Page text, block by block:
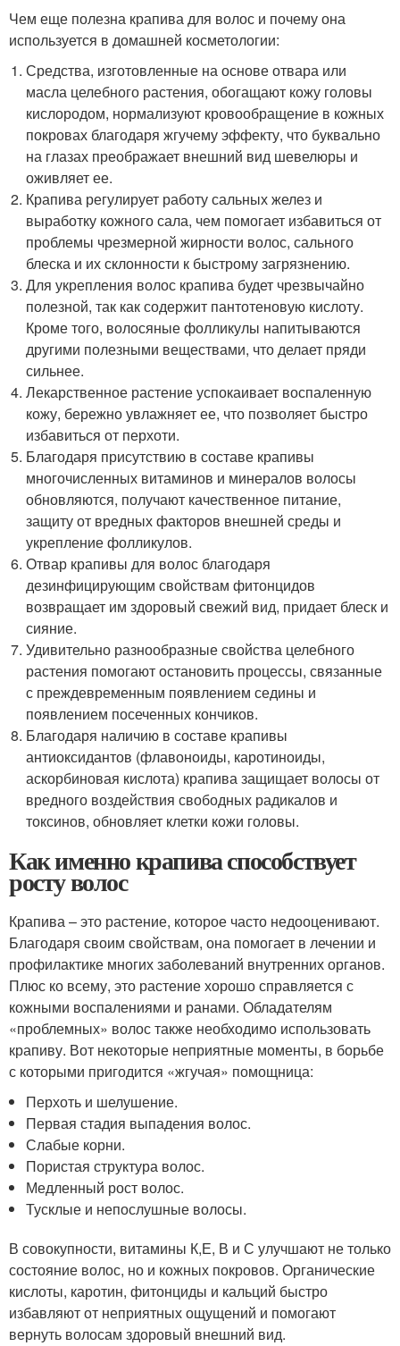
Чем еще полезна крапива для волос и почему она
используется в домашней косметологии:
Средства, изготовленные на основе отвара или
масла целебного растения, обогащают кожу головы
кислородом, нормализуют кровообращение в кожных
покровах благодаря жгучему эффекту, что буквально
на глазах преображает внешний вид шевелюры и
оживляет ее.
Крапива регулирует работу сальных желез и
выработку кожного сала, чем помогает избавиться от
проблемы чрезмерной жирности волос, сального
блеска и их склонности к быстрому загрязнению.
Для укрепления волос крапива будет чрезвычайно
полезной, так как содержит пантотеновую кислоту.
Кроме того, волосяные фолликулы напитываются
другими полезными веществами, что делает пряди
сильнее.
Лекарственное растение успокаивает воспаленную
кожу, бережно увлажняет ее, что позволяет быстро
избавиться от перхоти.
Благодаря присутствию в составе крапивы
многочисленных витаминов и минералов волосы
обновляются, получают качественное питание,
защиту от вредных факторов внешней среды и
укрепление фолликулов.
Отвар крапивы для волос благодаря
дезинфицирующим свойствам фитонцидов
возвращает им здоровый свежий вид, придает блеск и
сияние.
Удивительно разнообразные свойства целебного
растения помогают остановить процессы, связанные
с преждевременным появлением седины и
появлением посеченных кончиков.
Благодаря наличию в составе крапивы
антиоксидантов (флавоноиды, каротиноиды,
аскорбиновая кислота) крапива защищает волосы от
вредного воздействия свободных радикалов и
токсинов, обновляет клетки кожи головы.
Как именно крапива способствует
росту волос
Крапива – это растение, которое часто недооценивают.
Благодаря своим свойствам, она помогает в лечении и
профилактике многих заболеваний внутренних органов.
Плюс ко всему, это растение хорошо справляется с
кожными воспалениями и ранами. Обладателям
«проблемных» волос также необходимо использовать
крапиву. Вот некоторые неприятные моменты, в борьбе
с которыми пригодится «жгучая» помощница:
Перхоть и шелушение.
Первая стадия выпадения волос.
Слабые корни.
Пористая структура волос.
Медленный рост волос.
Тусклые и непослушные волосы.
В совокупности, витамины К,Е, В и С улучшают не только
состояние волос, но и кожных покровов. Органические
кислоты, каротин, фитонциды и кальций быстро
избавляют от неприятных ощущений и помогают
вернуть волосам здоровый внешний вид.